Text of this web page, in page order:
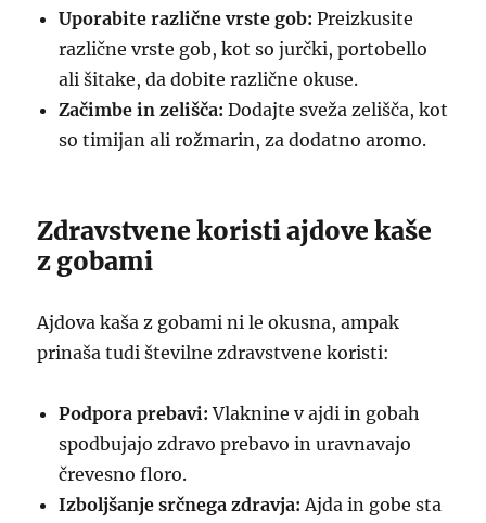
Uporabite različne vrste gob: Preizkusite
različne vrste gob, kot so jurčki, portobello
ali šitake, da dobite različne okuse.
Začimbe in zelišča: Dodajte sveža zelišča, kot
so timijan ali rožmarin, za dodatno aromo.
Zdravstvene koristi ajdove kaše
z gobami
Ajdova kaša z gobami ni le okusna, ampak
prinaša tudi številne zdravstvene koristi:
Podpora prebavi: Vlaknine v ajdi in gobah
spodbujajo zdravo prebavo in uravnavajo
črevesno floro.
Izboljšanje srčnega zdravja: Ajda in gobe sta